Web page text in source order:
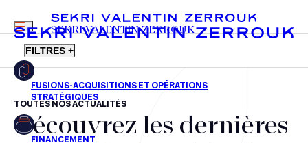
FR EN
MENU
SEKRI VALENTIN ZERROUK
FILTRES +
Fusions-acquisitions et opérations stratégiques
TOUTES NOS ACTUALITÉS
Découvrez les dernières